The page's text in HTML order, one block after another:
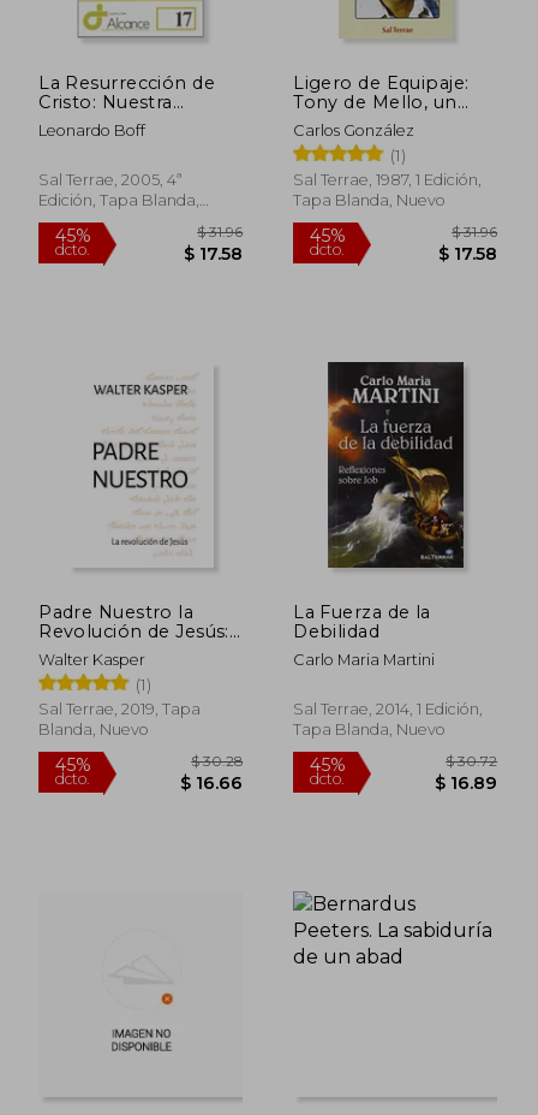
45%
dcto. $
La Resurrección de
Cristo: Nuestra
Resurrección en la
Muerte
Leonardo Boff
Sal Terrae, 2005, 4ª
Edición, Tapa Blanda,
Nuevo
45%
dcto. $ 17.58
Ligero de Equipaje:
Tony de Mello, un
Profeta Para Nuestro
Tiempo
Carlos González
(1)
Sal Terrae, 1987, 1 Edición,
Tapa Blanda, Nuevo
45%
dcto. $
Padre Nuestro la
Revolución de Jesús:
413 (el Pozo de
Siquen)
Walter Kasper
(1)
Sal Terrae, 2019, Tapa
Blanda, Nuevo
La Fuerza de la
Debilidad
Carlo Maria Martini
Sal Terrae, 2014, 1 Edición,
Tapa Blanda, Nuevo